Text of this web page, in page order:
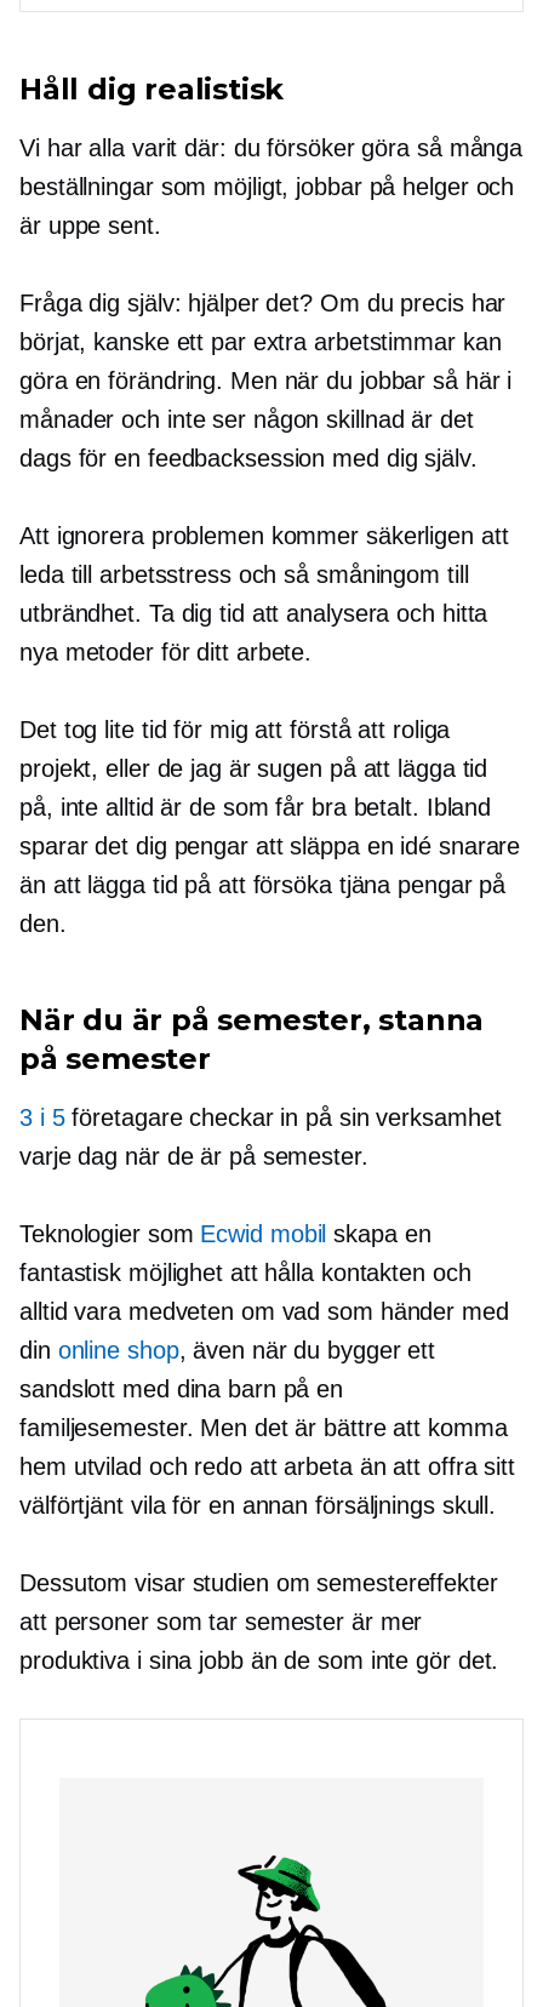
Håll dig realistisk
Vi har alla varit där: du försöker göra så många
beställningar som möjligt, jobbar på helger och
är uppe sent.
Fråga dig själv: hjälper det? Om du precis har
börjat, kanske ett par extra arbetstimmar kan
göra en förändring. Men när du jobbar så här i
månader och inte ser någon skillnad är det
dags för en feedbacksession med dig själv.
Att ignorera problemen kommer säkerligen att
leda till arbetsstress och så småningom till
utbrändhet. Ta dig tid att analysera och hitta
nya metoder för ditt arbete.
Det tog lite tid för mig att förstå att roliga
projekt, eller de jag är sugen på att lägga tid
på, inte alltid är de som får bra betalt. Ibland
sparar det dig pengar att släppa en idé snarare
än att lägga tid på att försöka tjäna pengar på
den.
När du är på semester, stanna
på semester
3 i 5företagare checkar in på sin verksamhet
varje dag när de är på semester.
Teknologier som Ecwid mobil skapa en
fantastisk möjlighet att hålla kontakten och
alltid vara medveten om vad som händer med
din online shop, även när du bygger ett
sandslott med dina barn på en
familjesemester. Men det är bättre att komma
hem utvilad och redo att arbeta än att offra sitt
välförtjäntvila för en annan försäljnings skull.
Dessutom visar studien om semestereffekter
att personer som tar semester är mer
produktiva i sina jobb än de som inte gör det.